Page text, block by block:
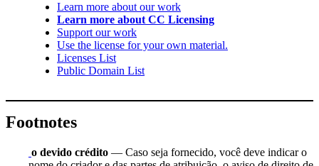
Learn more about our work
Learn more about CC Licensing
Support our work
Use the license for your own material.
Licenses List
Public Domain List
Footnotes
o devido crédito — Caso seja fornecido, você deve indicar o